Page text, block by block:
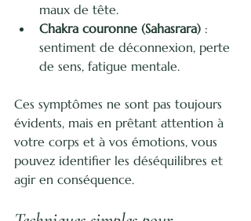
maux de tête.
Chakra couronne (Sahasrara) :
sentiment de déconnexion, perte
de sens, fatigue mentale.
Ces symptômes ne sont pas toujours
évidents, mais en prêtant attention à
votre corps et à vos émotions, vous
pouvez identifier les déséquilibres et
agir en conséquence.